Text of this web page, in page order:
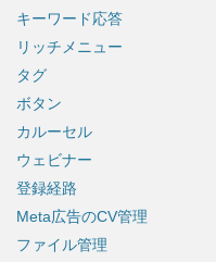
キーワード応答
リッチメニュー
タグ
ボタン
カルーセル
ウェビナー
登録経路
Meta広告のCV管理
ファイル管理